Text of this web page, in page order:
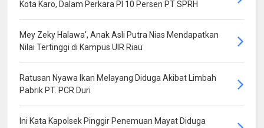
Kota Karo, Dalam Perkara PI 10 Persen PT SPRH
Mey Zeky Halawa', Anak Asli Putra Nias Mendapatkan
Nilai Tertinggi di Kampus UIR Riau
Ratusan Nyawa Ikan Melayang Diduga Akibat Limbah
Pabrik PT. PCR Duri
Ini Kata Kapolsek Pinggir Penemuan Mayat Diduga